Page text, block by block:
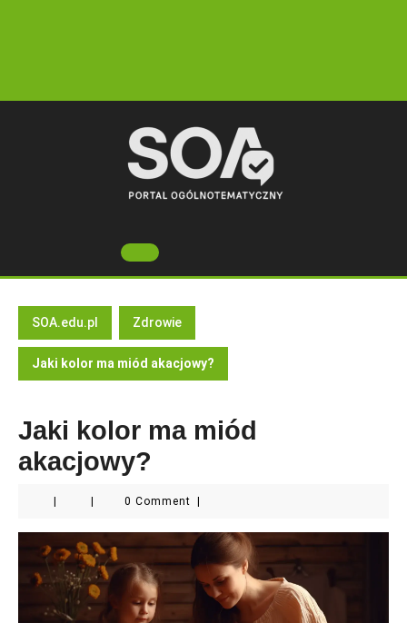
Open
Button
SOA.edu.pl Zdrowie
Jaki kolor ma miód akacjowy?
Jaki kolor ma miód
akacjowy?
0 Comment